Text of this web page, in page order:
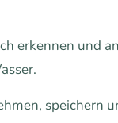
erkennen und
speichern